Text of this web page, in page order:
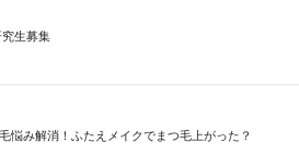
生募集
悩み解消！ふたえメイクでまつ毛上がった？